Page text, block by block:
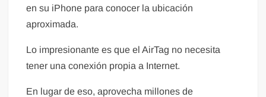
en su iPhone para conocer la ubicación
aproximada.
Lo impresionante es que el AirTag no necesita
tener una conexión propia a Internet.
En lugar de eso, aprovecha millones de